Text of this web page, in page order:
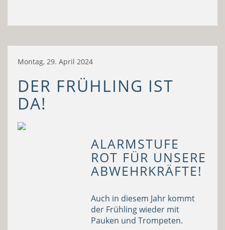
Montag, 29. April 2024
DER FRÜHLING IST
DA!
ALARMSTUFE
ROT FÜR UNSERE
ABWEHRKRÄFTE!
Auch in diesem Jahr kommt
der Frühling wieder mit
Pauken und Trompeten.